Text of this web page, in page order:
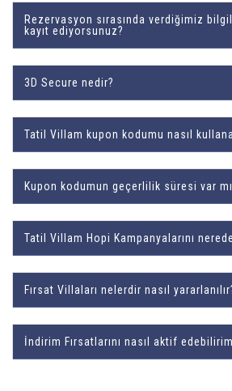
Rezervasyon sırasında verdiğimiz
kayıt ediyorsunuz?
3D Secure nedir?
Tatil Villam kupon kodumu nasıl
Kupon kodumun geçerlilik süresi var
Tatil Villam Hopi Kampanyalarını
Fırsat Villaları nelerdir nasıl
İndirim Fırsatlarını nasıl aktif